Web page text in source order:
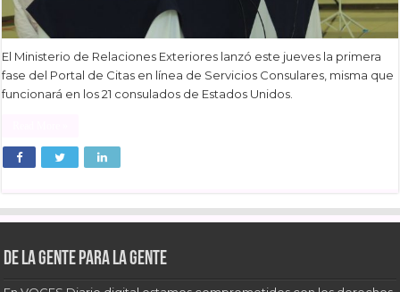
El Ministerio de Relaciones Exteriores lanzó este jueves la primera
fase del Portal de Citas en línea de Servicios Consulares, misma que
funcionará en los 21 consulados de Estados Unidos.
De la gente para la gente